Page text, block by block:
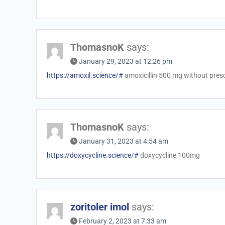
ThomasnoK says:
January 29, 2023 at 12:26 pm
https://amoxil.science/#amoxicillin 500 mg without
ThomasnoK says:
January 31, 2023 at 4:54 am
https://doxycycline.science/#doxycycline 100mg
zoritoler imol says:
February 2, 2023 at 7:33 am